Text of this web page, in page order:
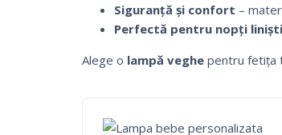
Siguranță și confort –
Perfectă pentru nopți
Alege o lampă veghe pentru fetița